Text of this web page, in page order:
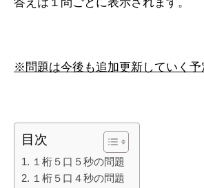
※問題は今後も追加更新していく予
目次
１桁５口５秒の問題
１桁５口４秒の問題